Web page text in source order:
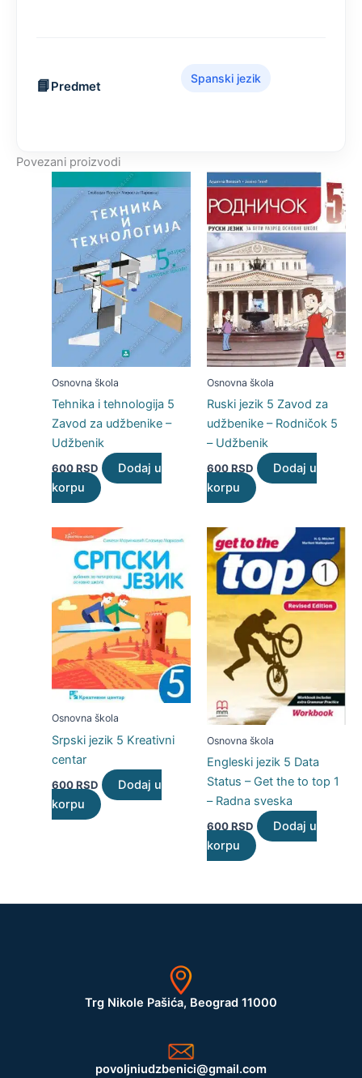
Predmet
Spanski jezik
Povezani proizvodi
Osnovna škola
Tehnika i tehnologija 5
Zavod za udžbenike –
Udžbenik
600RSD
Dodaj u
korpu
Osnovna škola
Ruski jezik 5 Zavod za
udžbenike – Rodničok 5
– Udžbenik
600RSD
Dodaj u
korpu
Osnovna škola
Srpski jezik 5 Kreativni
centar
600RSD
Dodaj u
korpu
Osnovna škola
Engleski jezik 5 Data
Status – Get the to top 1
– Radna sveska
600RSD
Dodaj u
korpu
Trg Nikole Pašića, Beograd 11000
povoljniudzbenici@gmail.com